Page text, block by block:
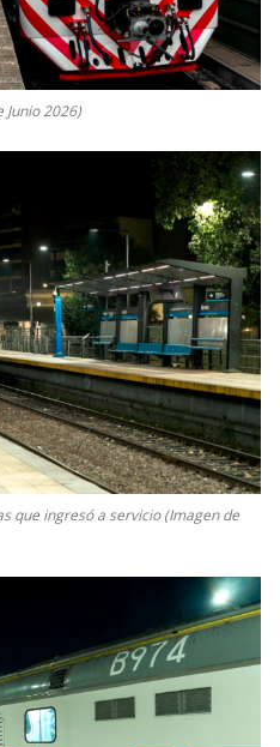
2026)
que ingresó a servicio (Imagen de